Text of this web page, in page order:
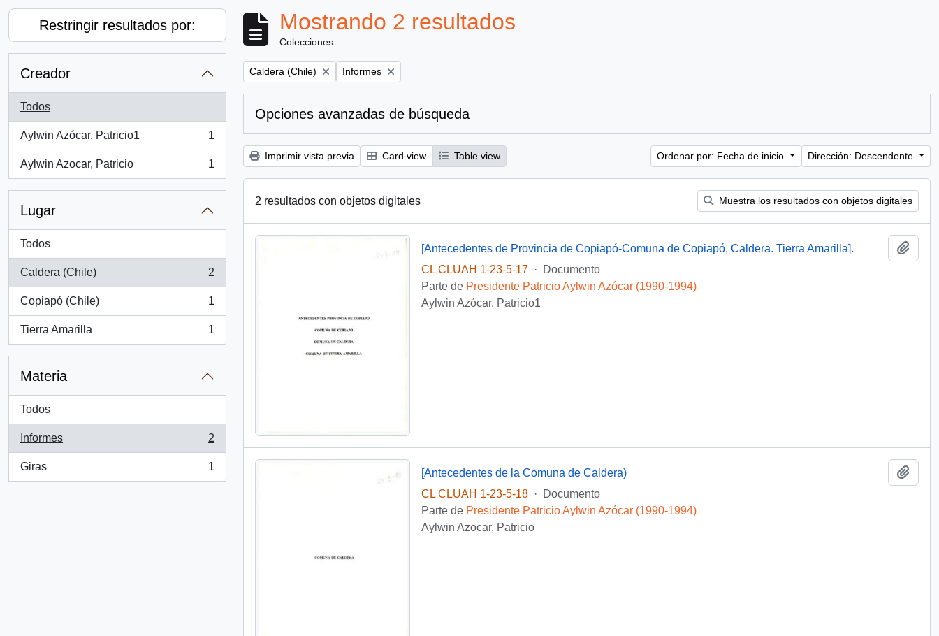
Restringir resultados por:
Creador
Todos
Aylwin Azócar, Patricio1
, 1 resultados
1
Aylwin Azocar, Patricio
, 1 resultados
1
Lugar
Todos
Caldera (Chile)
, 2 resultados
2
Copiapó (Chile)
, 1 resultados
1
Tierra Amarilla
, 1 resultados
1
Materia
Todos
Informes
, 2 resultados
2
Giras
, 1 resultados
1
Mostrando 2 resultados
Colecciones
Remove filter:
Caldera (Chile) Remove filter:
Informes
Opciones avanzadas de búsqueda
Imprimir vista previa Card view Table view Ordenar por: Fecha de inicio Dirección: Descendente
2 resultados con objetos digitales Muestra los resultados con objetos digitales
[Antecedentes de Provincia de Copiapó-Comuna de Copiapó, Caldera. Tierra Amarilla].
CL CLUAH 1-23-5-17
·
Documento
Parte de Presidente Patricio Aylwin Azócar (1990-1994)
Aylwin Azócar, Patricio1
[Antecedentes de la Comuna de Caldera)
CL CLUAH 1-23-5-18
·
Documento
Parte de Presidente Patricio Aylwin Azócar (1990-1994)
Aylwin Azocar, Patricio